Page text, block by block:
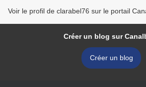
Voir le profil de clarabel76 sur le portail
Créer un blog sur
Créer un blog